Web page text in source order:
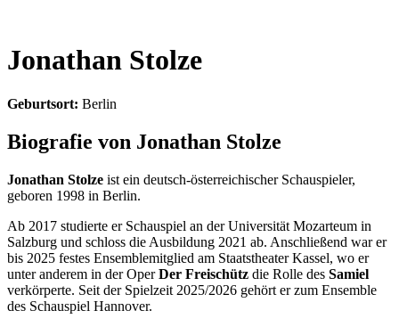
Jonathan Stolze
Geburtsort: Berlin
Biografie von Jonathan Stolze
Jonathan Stolze ist ein deutsch-österreichischer Schauspieler,
geboren 1998 in Berlin.
Ab 2017 studierte er Schauspiel an der Universität Mozarteum in
Salzburg und schloss die Ausbildung 2021 ab. Anschließend war er
bis 2025 festes Ensemblemitglied am Staatstheater Kassel, wo er
unter anderem in der OperDer Freischütz die Rolle des Samiel
verkörperte. Seit der Spielzeit 2025/2026 gehört er zum Ensemble
des Schauspiel Hannover.